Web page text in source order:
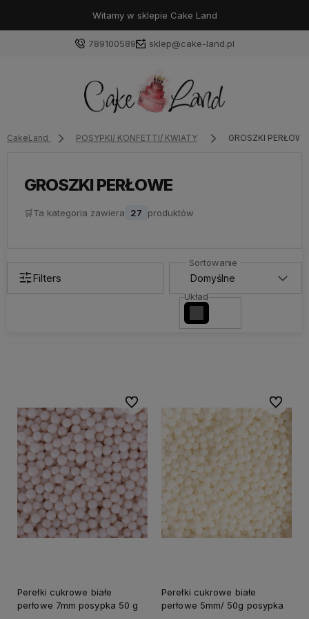
Witamy w sklepie Cake Land
789100589 sklep@cake-land.pl
z poprzedniej sesji.
CakeLand POSYPKI/ KONFETTI/ KWIATY GROSZKI PERŁOWE
GROSZKI PERŁOWE
🛒Ta kategoria zawiera 27 produktów
Filters
Układ
Perełki cukrowe białe
perłowe 7mm posypka 50 g
Do ulubionych
Perełki cukrowe białe
perłowe 5mm/ 50g posypka
Do